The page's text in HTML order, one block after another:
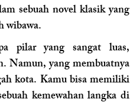
sebuah novel klasik yang
wibawa.
pilar yang sangat luas,
Namun, yang membuatnya
kota. Kamu bisa memiliki
kemewahan langka di